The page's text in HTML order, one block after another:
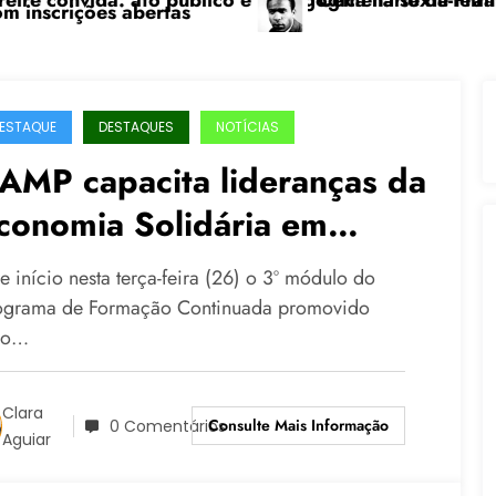
DESTAQUES NOTÍCIAS
capacita lideranças da
Solidária em
Continuada na
do Assentamento
MST, em Viamão (RS)
início nesta terça-feira (26) o 3º módulo do
de Formação Continuada promovido
Clara
Aguiar
0 ComentáriosConsulte Mais Informação